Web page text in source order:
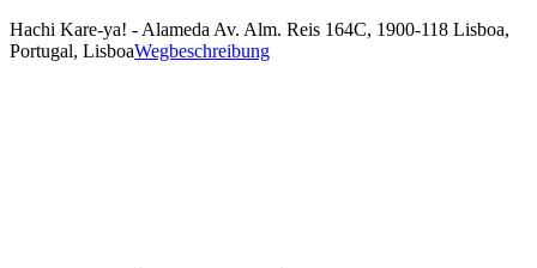
Hachi Kare-ya! - Alameda Av. Alm. Reis 164C, 1900-118 Lisboa,
Portugal, LisboaWegbeschreibung